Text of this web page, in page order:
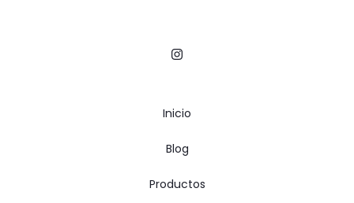
Inicio
Blog
Productos